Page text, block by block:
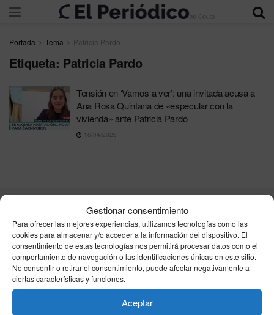
Gestionar consentimiento
Para ofrecer las mejores experiencias, utilizamos tecnologías como las
cookies para almacenar y/o acceder a la información del dispositivo. El
consentimiento de estas tecnologías nos permitirá procesar datos como el
comportamiento de navegación o las identificaciones únicas en este sitio.
No consentir o retirar el consentimiento, puede afectar negativamente a
ciertas características y funciones.
Aceptar
Portada Tema Patricia Pardo
Etiqueta: Patricia Pardo
Tensión en ‘Vamos a ver’: una invitada acusa a
Ana Rosa Quintana de «especular con la
vivienda» ante Patricia Pardo
16/04/2026
Contacta Publicidad Aviso Legal
Política de privacidad
Política de cookies
Unpu Group Solutions SL
El Periódico de Ceuta- Medio de Comunicación